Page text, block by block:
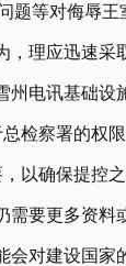
题等对侮辱
，理应迅速采
州电讯基础设
检察署的权
以确保提控
需要更多资
会对建设国家